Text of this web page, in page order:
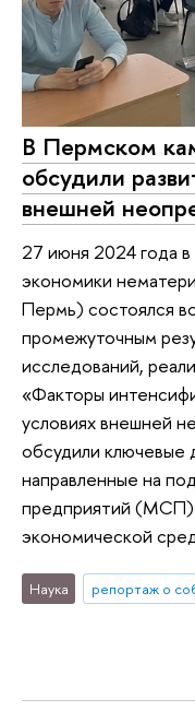
В Пермском
обсудили
внешней
27 июня 2024 года
экономики
Пермь) состоялся
промежуточным
исследований,
«Факторы
условиях внешней
обсудили ключевые
направленные на
предприятий (МСП)
экономической
Наука репортаж о